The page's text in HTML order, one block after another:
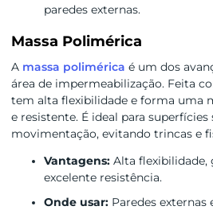
paredes externas.
Massa Polimérica
A massa polimérica é um dos
área de impermeabilização. Feita
tem alta flexibilidade e forma uma
e resistente. É ideal para superfícies
movimentação, evitando trincas e
Vantagens:Alta flexibilidade,
excelente resistência.
Onde usar:Paredes externas